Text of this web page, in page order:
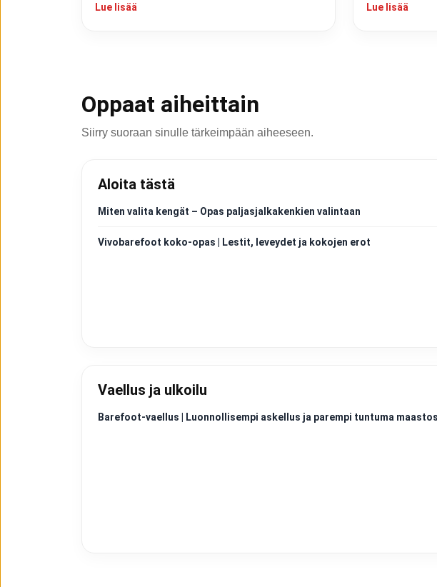
Lue lisää Lue lisää
Oppaat aiheittain
Siirry suoraan sinulle tärkeimpään aiheeseen.
Aloita tästä
Miten valita kengät – Opas paljasjalkakenkien valintaan
Vivobarefoot koko-opas | Lestit, leveydet ja kokojen erot
Vaellus ja ulkoilu
Barefoot-vaellus | Luonnollisempi askellus ja parempi tuntuma